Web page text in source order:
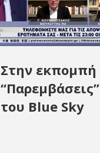
Στην εκπομπή
“Παρεμβάσεις”
του Blue Sky